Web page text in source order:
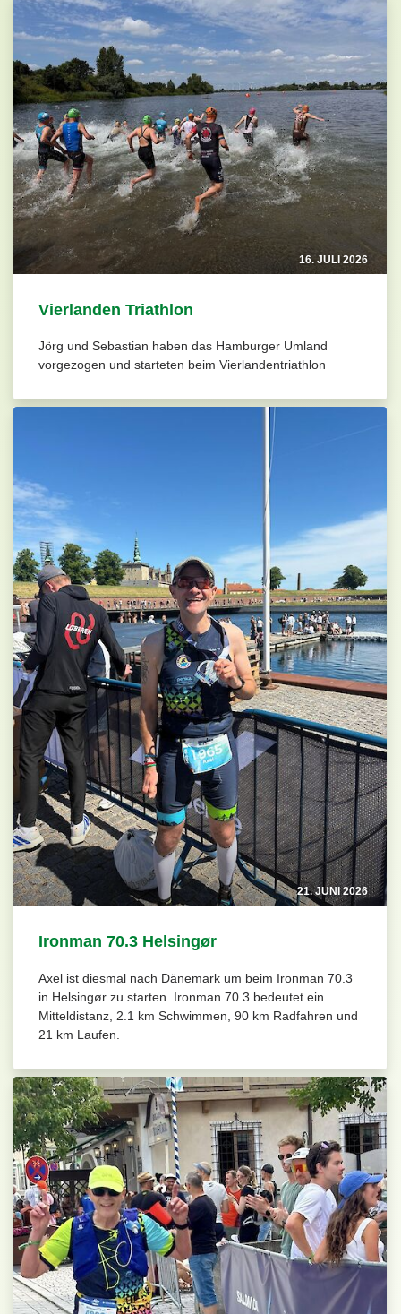
16. JULI 2026
Vierlanden Triathlon
Jörg und Sebastian haben das Hamburger Umland
vorgezogen und starteten beim Vierlandentriathlon
21. JUNI 2026
Ironman 70.3 Helsingør
Axel ist diesmal nach Dänemark um beim Ironman 70.3
in Helsingør zu starten. Ironman 70.3 bedeutet ein
Mitteldistanz, 2.1 km Schwimmen, 90 km Radfahren und
21 km Laufen.